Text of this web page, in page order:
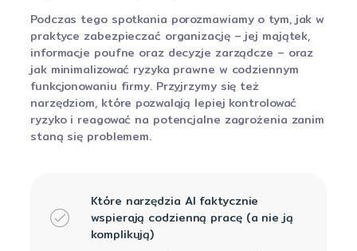
Podczas tego spotkania porozmawiamy o tym, jak w
praktyce zabezpieczać organizację – jej majątek,
informacje poufne oraz decyzje zarządcze – oraz
jak minimalizować ryzyka prawne w codziennym
funkcjonowaniu firmy. Przyjrzymy się też
narzędziom, które pozwalają lepiej kontrolować
ryzyko i reagować na potencjalne zagrożenia zanim
staną się problemem.
Które narzędzia AI faktycznie
wspierają codzienną pracę (a nie ją
komplikują)